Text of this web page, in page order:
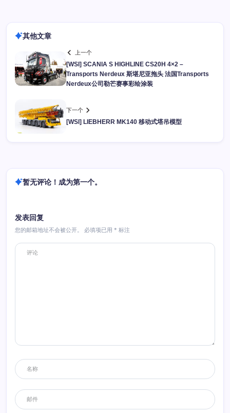
其他文章
上一个
[WSI] SCANIA S HIGHLINE CS20H 4×2 –
Transports Nerdeux 斯堪尼亚拖头 法国Transports
Nerdeux公司勒芒赛事彩绘涂装
下一个
[WSI] LIEBHERR MK140 移动式塔吊模型
暂无评论！成为第一个。
发表回复
您的邮箱地址不会被公开。 必填项已用 * 标注